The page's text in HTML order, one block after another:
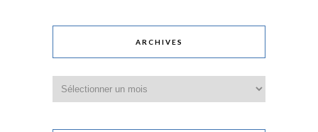
ARCHIVES